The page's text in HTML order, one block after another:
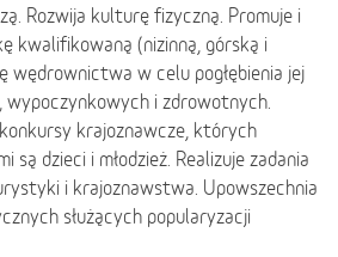
Rozwija kulturę fizyczną. Promuje i
kwalifikowaną (nizinną, górską i
wędrownictwa w celu pogłębienia jej
i zdrowotnych.
krajoznawcze, których
są dzieci i młodzież. Realizuje zadania
i krajoznawstwa. Upowszechnia
służących popularyzacji